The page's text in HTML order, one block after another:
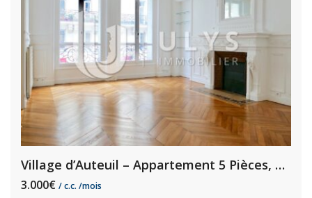
Village d’Auteuil – Appartement 5 Pièces, 114 m² Haussmannien
3.000€ / c.c. /mois